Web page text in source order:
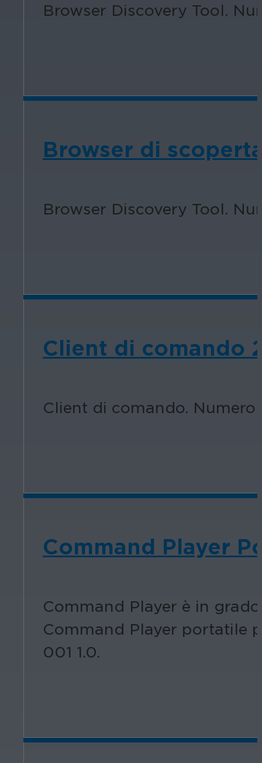
Browser Discovery Tool.
Browser di
Browser Discovery Tool.
Client di comando
Client di comando. Numero
Command Player
Command Player è in
Command Player portatile
001 1.0.